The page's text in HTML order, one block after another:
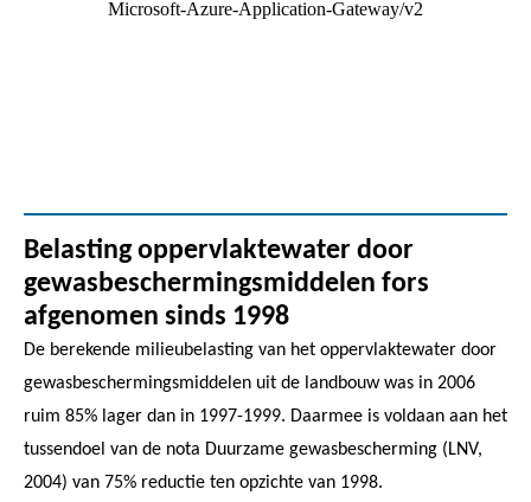
Belasting oppervlaktewater door
gewasbeschermingsmiddelen fors
afgenomen sinds 1998
De berekende milieubelasting van het oppervlaktewater door
gewasbeschermingsmiddelen uit de landbouw was in 2006
ruim 85% lager dan in 1997-1999. Daarmee is voldaan aan het
tussendoel van de nota Duurzame gewasbescherming (LNV,
2004) van 75% reductie ten opzichte van 1998.